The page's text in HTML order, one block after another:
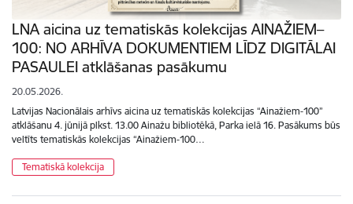
LNA aicina uz tematiskās kolekcijas AINAŽIEM–
100: NO ARHĪVA DOKUMENTIEM LĪDZ DIGITĀLAI
PASAULEI atklāšanas pasākumu
20.05.2026.
Latvijas Nacionālais arhīvs aicina uz tematiskās kolekcijas “Ainažiem-100”
atklāšanu 4. jūnijā plkst. 13.00 Ainažu bibliotēkā, Parka ielā 16. Pasākums būs
veltīts tematiskās kolekcijas “Ainažiem-100…
Tematiskā kolekcija